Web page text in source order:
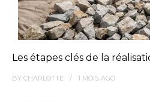
Les étapes clés de la
BY CHARLOTTE 1 MOIS AGO